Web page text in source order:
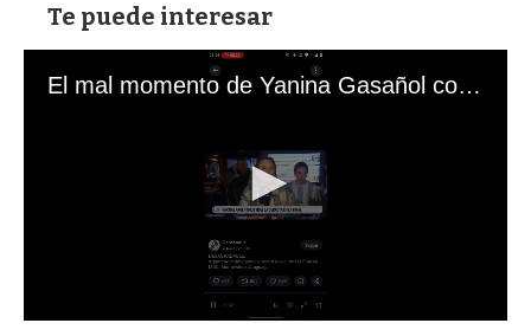
Te puede interesar
El mal momento de Yanina Gasañol con un hincha argentino en "Subrayado"